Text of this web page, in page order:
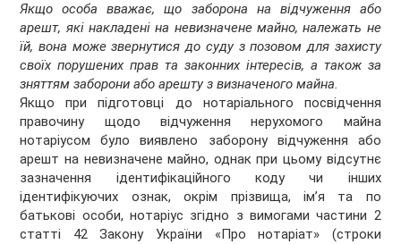
Якщо особа вважає, що заборона на відчуження або
арешт, які накладені на невизначене майно, належать не
їй, вона може звернутися до суду з позовом для захисту
своїх порушених прав та законних інтересів, а також за
зняттям заборони або арешту з визначеного майна.
Якщо при підготовці до нотаріального посвідчення
правочину щодо відчуження нерухомого майна
нотаріусом було виявлено заборону відчуження або
арешт на невизначене майно, однак при цьому відсутнє
зазначення ідентифікаційного коду чи інших
ідентифікуючих ознак, окрім прізвища, ім’я та по
батькові особи, нотаріус згідно з вимогами частини 2
статті 42 Закону України «Про нотаріат» (строки